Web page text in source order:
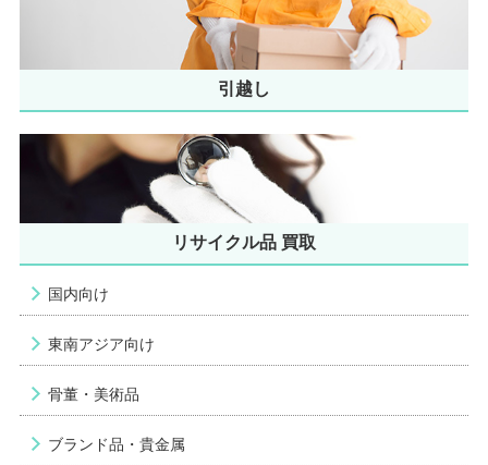
引越し
リサイクル品 買取
国内向け
東南アジア向け
骨董・美術品
ブランド品・貴金属